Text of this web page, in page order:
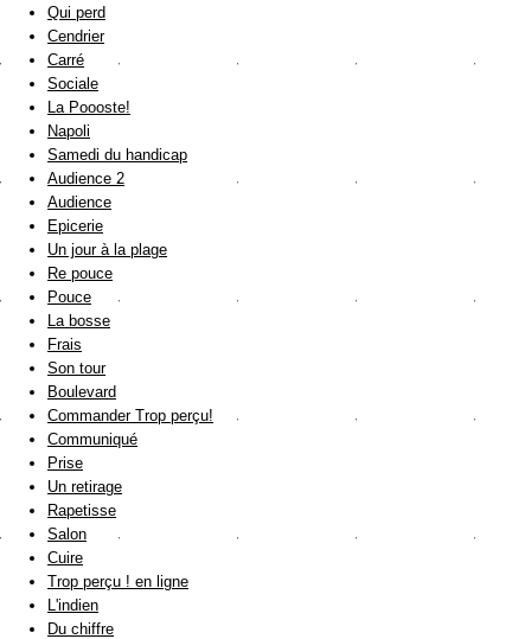
Qui perd
Cendrier
Carré
Sociale
La Poooste!
Napoli
Samedi du handicap
Audience 2
Audience
Epicerie
Un jour à la plage
Re pouce
Pouce
La bosse
Frais
Son tour
Boulevard
Commander Trop perçu!
Communiqué
Prise
Un retirage
Rapetisse
Salon
Cuire
Trop perçu ! en ligne
L'indien
Du chiffre